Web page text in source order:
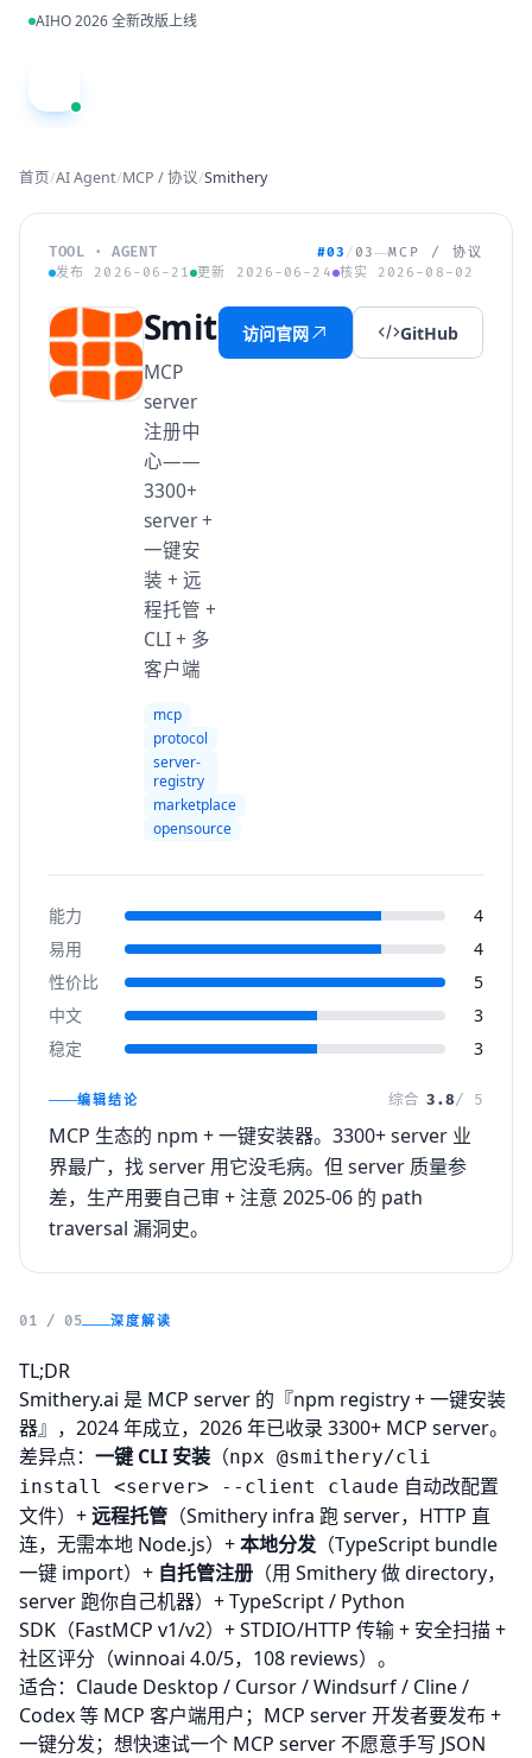
跳到主内容
AIHO 2026 全新改版上线
首页/AI Agent/MCP / 协议/Smithery
TOOL · AGENT #03 / 03
MCP / 协议
发布 2026-06-21 更新 2026-06-24 核实 2026-08-02
Smithery
MCP
server
注册中
心——
3300+
server +
一键安
装 + 远
程托管 +
CLI + 多
客户端
mcp
protocol
server-
registry
marketplace
opensource
访问官网 GitHub
能力
4
易用
4
性价比
5
中文
3
稳定
3
编辑结论 综合 3.8/ 5
MCP 生态的 npm + 一键安装器。3300+ server 业
界最广，找 server 用它没毛病。但 server 质量参
差，生产用要自己审 + 注意 2025-06 的 path
traversal 漏洞史。
01 / 05 深度解读
TL;DR
Smithery.ai 是 MCP server 的『npm registry + 一键安装
器』，2024 年成立，2026 年已收录 3300+ MCP server。
差异点： 一键 CLI 安装 （npx @smithery/cli
install <server> --client claude 自动改配置
文件）+远程托管 （Smithery infra 跑 server，HTTP 直
连，无需本地 Node.js）+本地分发 （TypeScript bundle
一键 import）+ 自托管注册 （用 Smithery 做 directory，
server 跑你自己机器）+ TypeScript / Python
SDK（FastMCP v1/v2）+ STDIO/HTTP 传输 + 安全扫描 +
社区评分（winnoai 4.0/5，108 reviews）。
适合：Claude Desktop / Cursor / Windsurf / Cline /
Codex 等 MCP 客户端用户；MCP server 开发者要发布 +
一键分发；想快速试一个 MCP server 不愿意手写 JSON